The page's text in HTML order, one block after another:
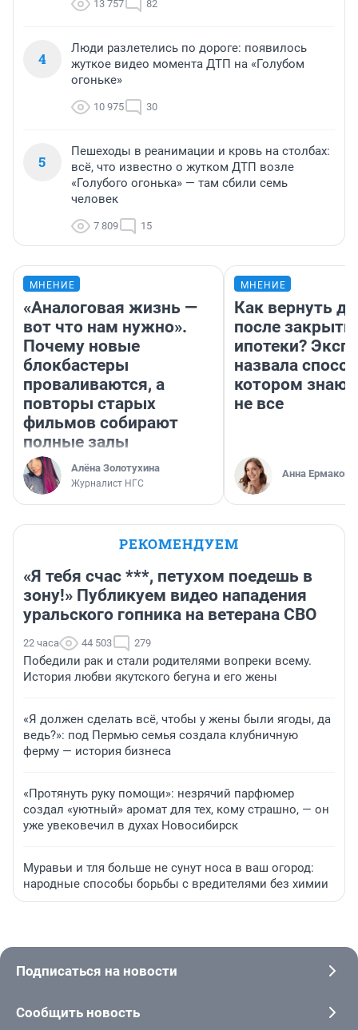
13 757 82
4
Люди разлетелись по дороге: появилось
жуткое видео момента ДТП на «Голубом
огоньке»
10 975 30
5
Пешеходы в реанимации и кровь на столбах:
всё, что известно о жутком ДТП возле
«Голубого огонька» — там сбили семь
человек
7 809 15
МНЕНИЕ
«Аналоговая жизнь —
вот что нам нужно».
Почему новые
блокбастеры
проваливаются, а
повторы старых
фильмов собирают
полные залы
Алёна Золотухина
Журналист НГС
МНЕНИЕ
Как вернуть
после
ипотеки?
назвала
котором
не все
Анна Ермакова
РЕКОМЕНДУЕМ
«Я тебя счас ***, петухом поедешь в
зону!» Публикуем видео нападения
уральского гопника на ветерана СВО
22 часа 44 503 279
Победили рак и стали родителями вопреки всему.
История любви якутского бегуна и его жены
«Я должен сделать всё, чтобы у жены были ягоды, да
ведь?»: под Пермью семья создала клубничную
ферму — история бизнеса
«Протянуть руку помощи»: незрячий парфюмер
создал «уютный» аромат для тех, кому страшно, — он
уже увековечил в духах Новосибирск
Муравьи и тля больше не сунут носа в ваш огород:
народные способы борьбы с вредителями без химии
Подписаться на новости
Сообщить новость